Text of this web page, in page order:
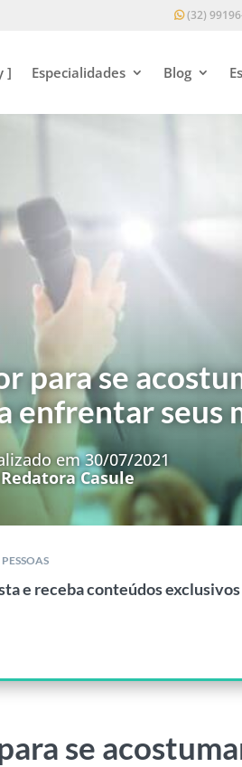
(32)
] Especialidades Blog
para se
enfrentar seus
em 30/07/2021
Redatora Casule
e receba conteúdos exclusivos
se